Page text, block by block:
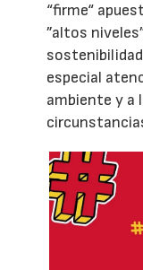
“firme“
”altos
especial
ambiente y a